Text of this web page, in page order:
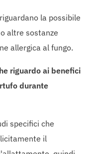
la possibile
altre sostanze
allergica al fungo.
riguardo ai benefici
durante
specifici che
il